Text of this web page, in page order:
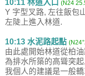
10:11 林道入口 (N24
Y 字型叉路, 左往飯包
左陡上進入林道.
10:13 水泥路起點
由此處開始林道從柏
為排水所築的高聳突
我個人的建議是一般